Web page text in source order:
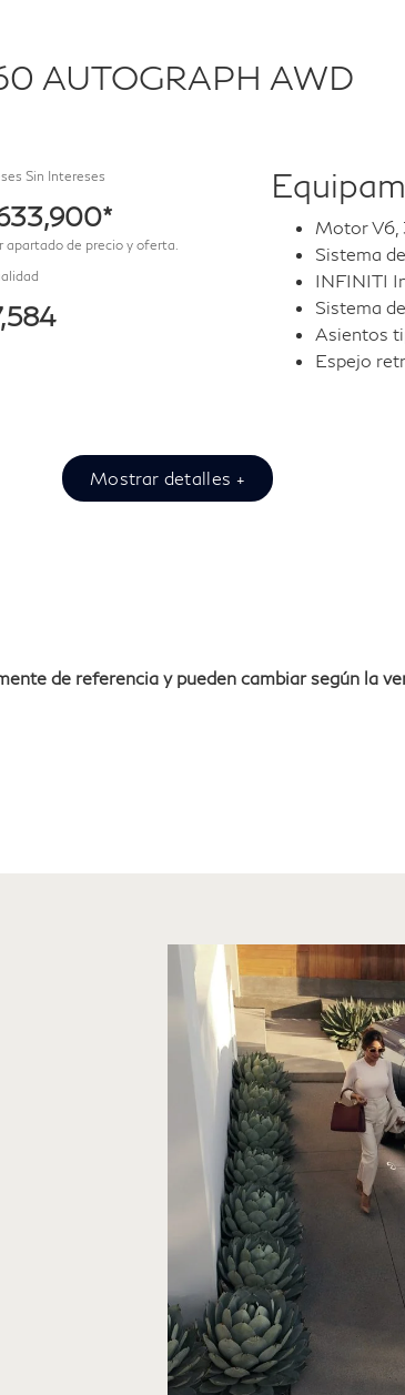
AUTOGRAPH AWD
Sin Intereses
apartado de precio y oferta.
Motor V6,
Sistema
INFINITI
Sistema
Asientos
Espejo
Mostrar detalles +
de referencia y pueden cambiar según la